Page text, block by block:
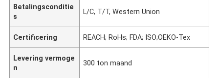
Betalingsconditie
s
L/C, T/T, Western Union
Certificering REACH; RoHs; FDA; ISO;OEKO-Tex
Levering vermoge
n
300 ton maand